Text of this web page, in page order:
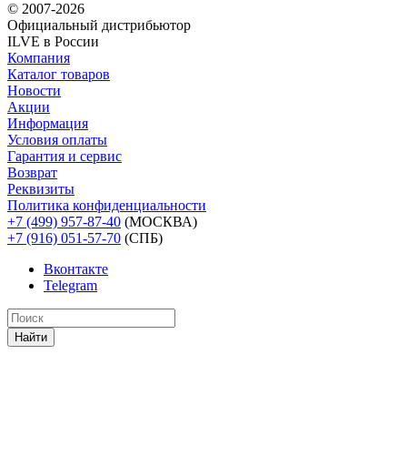
© 2007-2026
Официальный дистрибьютoр
ILVE в России
Компания
Каталог товаров
Новости
Акции
Информация
Условия оплаты
Гарантия и сервис
Возврат
Реквизиты
Политика конфиденциальности
+7 (499) 957-87-40 (МОСКВА)
+7 (916) 051-57-70 (СПБ)
Вконтакте
Telegram
Найти